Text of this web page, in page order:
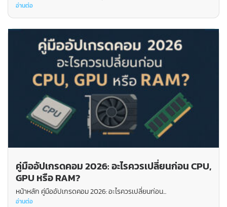
อ่านต่อ
คู่มืออัปเกรดคอม 2026: อะไรควรเปลี่ยนก่อน CPU,
GPU หรือ RAM?
หน้าหลัก คู่มืออัปเกรดคอม 2026: อะไรควรเปลี่ยนก่อน...
อ่านต่อ